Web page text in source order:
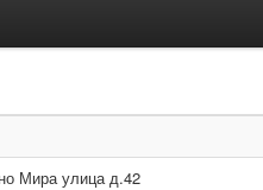
Мира улица д.42